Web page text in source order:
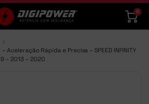
0
Aceleração Rápida e Precisa – SPEED INFINITY
– 2013 – 2020